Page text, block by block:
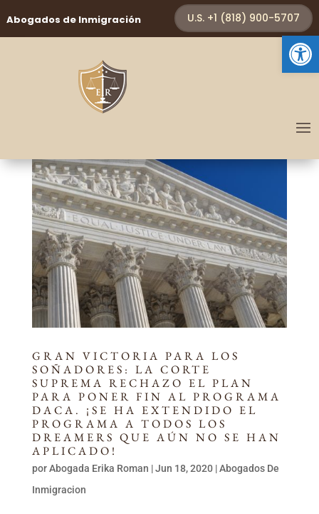
Abrir
Abogados de Inmigración U.S. +1 (818) 900-5707
GRAN VICTORIA PARA LOS
SOÑADORES: LA CORTE
SUPREMA RECHAZO EL PLAN
PARA PONER FIN AL PROGRAMA
DACA. ¡SE HA EXTENDIDO EL
PROGRAMA A TODOS LOS
DREAMERS QUE AÚN NO SE HAN
APLICADO!
porAbogada Erika Roman |Jun 18, 2020|Abogados De
Inmigracion